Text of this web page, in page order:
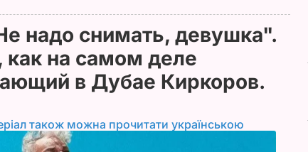
надо снимать, девушка".
как на самом деле
в Дубае Киркоров.
також можна прочитати українською